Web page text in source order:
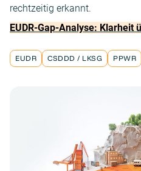
rechtzeitig erkannt.
EUDR-Gap-Analyse: Klarheit
EUDR CSDDD / LKSG PPWR